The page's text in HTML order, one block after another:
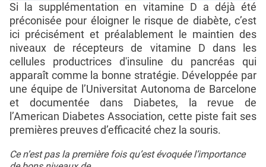
Si la supplémentation en vitamine D a déjà été
préconisée pour éloigner le risque de diabète, c’est
ici précisément et préalablement le maintien des
niveaux de récepteurs de vitamine D dans les
cellules productrices d'insuline du pancréas qui
apparaît comme la bonne stratégie. Développée par
une équipe de l’Universitat Autonoma de Barcelone
et documentée dans Diabetes, la revue de
l’American Diabetes Association, cette piste fait ses
premières preuves d’efficacité chez la souris.
Ce n’est pas la première fois qu’est évoquée l’importance